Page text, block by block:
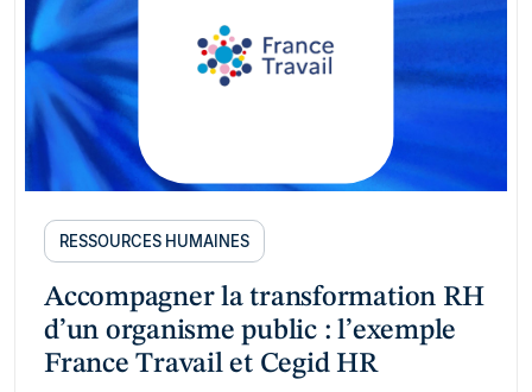
RESSOURCES HUMAINES
Accompagner la transformation RH
d’un organisme public : l’exemple
France Travail et Cegid HR